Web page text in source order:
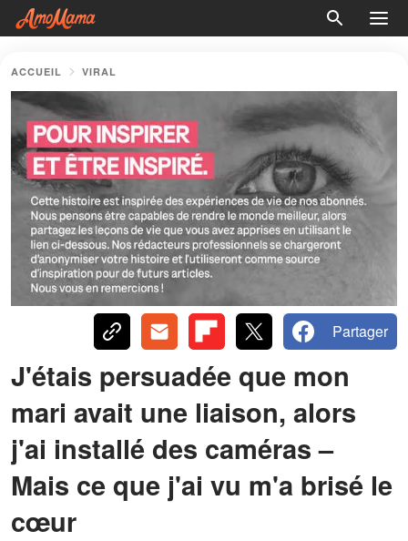
ACCUEIL VIRAL
Partager
J'étais persuadée que mon
mari avait une liaison, alors
j'ai installé des caméras –
Mais ce que j'ai vu m'a brisé le
cœur